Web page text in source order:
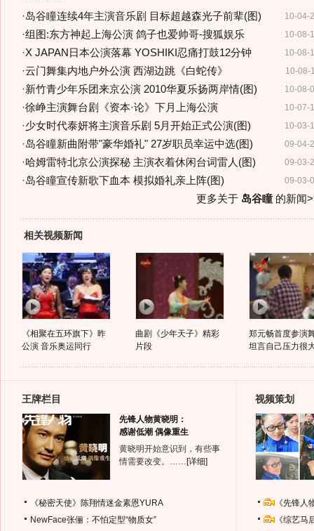
10-04-
·岛谷瞳连续4年主演音乐剧 目标超越森光子前辈(图)
10-08-
·组图:东方神起上海公演 鸽子也爱帅哥-搜狐娱乐
10-08-
·X JAPAN日本公演落幕 YOSHIKI忍痛打鼓12分钟
10-08-
·云门舞集内地户外公演 西湖边跳《白蛇传》
10-08-
·新竹青少年乐团来京公演 2010华夏乐扬两岸情(图)
10-07-
·徐峥主演舞台剧《资本·论》下月上海公演
10-03-
·少女时代泰妍将主演音乐剧 5月开始正式公演(图)
09-04-
·岛谷瞳新曲附带"豪华婚礼" 27岁职员幸运中选(图)
09-03-
·哈姆雷特北京公演探秘 主演衣着休闲台词雷人(图)
09-03-
·岛谷瞳宣传新歌下血本 模拟婚礼亲上阵(图)
更多关于 岛谷瞳的新闻
相关视频新闻
《相聚在五环旗下》昨
公演 音乐奥运同行
曲剧《少年天子》精彩
片段
郑元畅首度参演
坦言自己压力很
王牌栏目
先锋人物黄晓明：
感谢低潮 偶像重生
黄晓明开始意识到，有些事
情需要改变。…… [详细]
《秘密天使》陈翔情迷金素恩YURA
NewFace张俪：不怕定型“物质女”
视频策划
《先锋
《综艺